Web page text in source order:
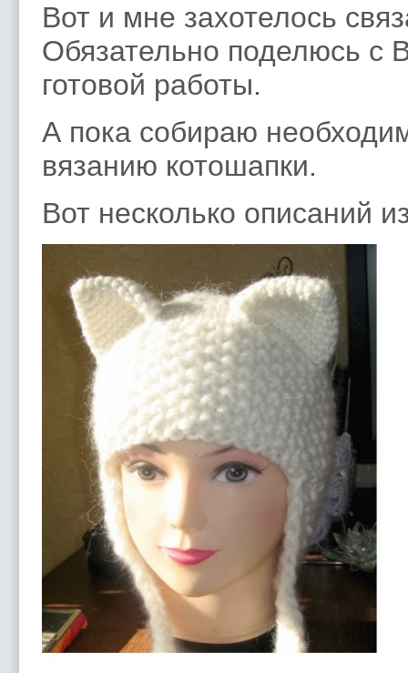
Вот и мне захотелось
Обязательно поделюсь с
готовой работы.
А пока собираю
вязанию котошапки.
Вот несколько описаний